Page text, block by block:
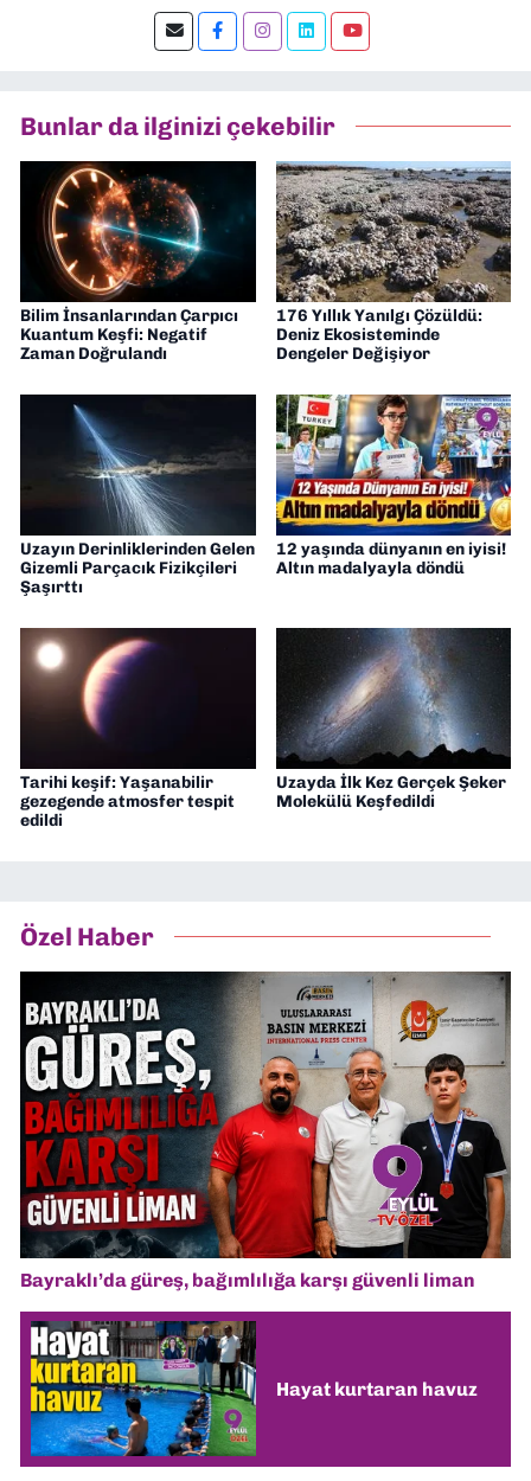
en çok ilgi duyduğum konular.
Dokuzeylul.com’da yazar olarak görev
İzmir’den teknoloji dünyasına dair
yorumlarımı paylaşıyorum. Takipte kalın!
🚀
Bunlar da ilginizi çekebilir
Bilim İnsanlarından Çarpıcı
Kuantum Keşfi: Negatif
Zaman Doğrulandı
176 Yıllık Yanılgı Çözüldü:
Deniz Ekosisteminde
Dengeler Değişiyor
Uzayın Derinliklerinden Gelen
Gizemli Parçacık Fizikçileri
Şaşırttı
12 yaşında dünyanın en iyisi!
Altın madalyayla döndü
Tarihi keşif: Yaşanabilir
gezegende atmosfer tespit
edildi
Uzayda İlk Kez Gerçek Şeker
Molekülü Keşfedildi
Özel Haber
Bayraklı’da güreş, bağımlılığa karşı güvenli liman
Hayat kurtaran havuz